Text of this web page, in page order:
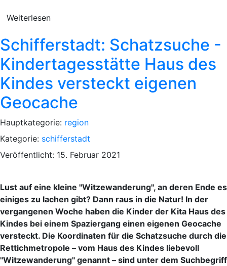
Weiterlesen
Schifferstadt: Schatzsuche -
Kindertagesstätte Haus des
Kindes versteckt eigenen
Geocache
Hauptkategorie: region
Kategorie: schifferstadt
Veröffentlicht: 15. Februar 2021
Lust auf eine kleine "Witzewanderung", an deren Ende es
einiges zu lachen gibt? Dann raus in die Natur! In der
vergangenen Woche haben die Kinder der Kita Haus des
Kindes bei einem Spaziergang einen eigenen Geocache
versteckt. Die Koordinaten für die Schatzsuche durch die
Rettichmetropole – vom Haus des Kindes liebevoll
"Witzewanderung" genannt – sind unter dem Suchbegriff